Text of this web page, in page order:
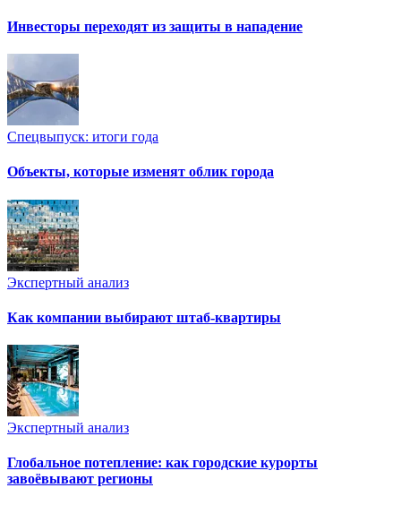
Инвесторы переходят из защиты в нападение
Спецвыпуск: итоги года
Объекты, которые изменят облик города
Экспертный анализ
Как компании выбирают штаб-квартиры
Экспертный анализ
Глобальное потепление: как городские курорты
завоёвывают регионы